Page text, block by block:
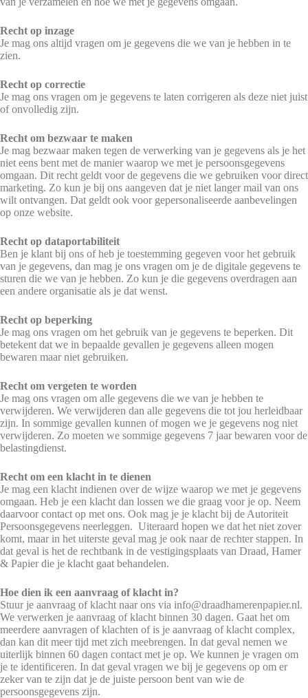
Recht op inzage
Je mag ons altijd vragen om je gegevens die we van je hebben in te
zien.
Recht op correctie
Je mag ons vragen om je gegevens te laten corrigeren als deze niet juist
of onvolledig zijn.
Recht om bezwaar te maken
Je mag bezwaar maken tegen de verwerking van je gegevens als je het
niet eens bent met de manier waarop we met je persoonsgegevens
omgaan. Dit recht geldt voor de gegevens die we gebruiken voor direct
marketing. Zo kun je bij ons aangeven dat je niet langer mail van ons
wilt ontvangen. Dat geldt ook voor gepersonaliseerde aanbevelingen
op onze website.
Recht op dataportabiliteit
Ben je klant bij ons of heb je toestemming gegeven voor het gebruik
van je gegevens, dan mag je ons vragen om je de digitale gegevens te
sturen die we van je hebben. Zo kun je die gegevens overdragen aan
een andere organisatie als je dat wenst.
Recht op beperking
Je mag ons vragen om het gebruik van je gegevens te beperken. Dit
betekent dat we in bepaalde gevallen je gegevens alleen mogen
bewaren maar niet gebruiken.
Recht om vergeten te worden
Je mag ons vragen om alle gegevens die we van je hebben te
verwijderen. We verwijderen dan alle gegevens die tot jou herleidbaar
zijn. In sommige gevallen kunnen of mogen we je gegevens nog niet
verwijderen. Zo moeten we sommige gegevens 7 jaar bewaren voor de
belastingdienst.
Recht om een klacht in te dienen
Je mag een klacht indienen over de wijze waarop we met je gegevens
omgaan. Heb je een klacht dan lossen we die graag voor je op. Neem
daarvoor contact op met ons. Ook mag je je klacht bij de Autoriteit
Persoonsgegevens neerleggen. Uiteraard hopen we dat het niet zover
komt, maar in het uiterste geval mag je ook naar de rechter stappen. In
dat geval is het de rechtbank in de vestigingsplaats van Draad, Hamer
& Papier die je klacht gaat behandelen.
Hoe dien ik een aanvraag of klacht in?
Stuur je aanvraag of klacht naar ons via info@draadhamerenpapier.nl.
We verwerken je aanvraag of klacht binnen 30 dagen. Gaat het om
meerdere aanvragen of klachten of is je aanvraag of klacht complex,
dan kan dit meer tijd met zich meebrengen. In dat geval nemen we
uiterlijk binnen 60 dagen contact met je op. We kunnen je vragen om
je te identificeren. In dat geval vragen we bij je gegevens op om er
zeker van te zijn dat je de juiste persoon bent van wie de
persoonsgegevens zijn.